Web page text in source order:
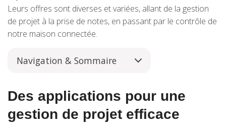
Leurs offres sont diverses et variées, allant de la gestion
de projet à la prise de notes, en passant par le contrôle de
notre maison connectée.
Navigation & Sommaire
Des applications pour une
gestion de projet efficace